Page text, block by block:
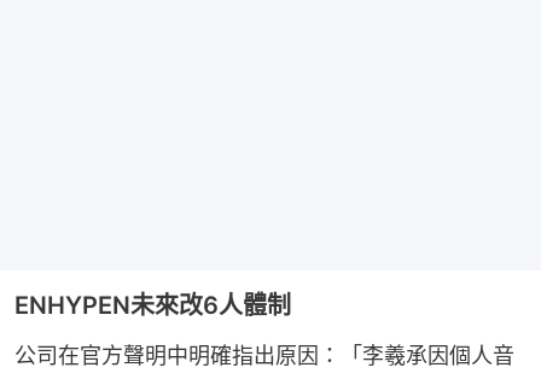
ENHYPEN未來改6人體制
公司在官方聲明中明確指出原因：「李羲承因個人音